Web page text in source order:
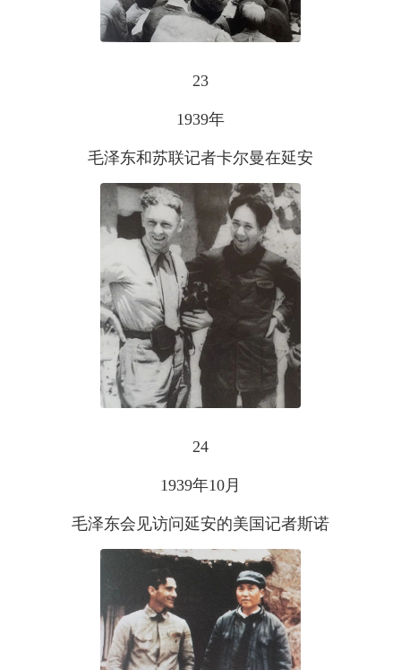
23
1939年
毛泽东和苏联记者卡尔曼在延安
24
1939年10月
毛泽东会见访问延安的美国记者斯诺